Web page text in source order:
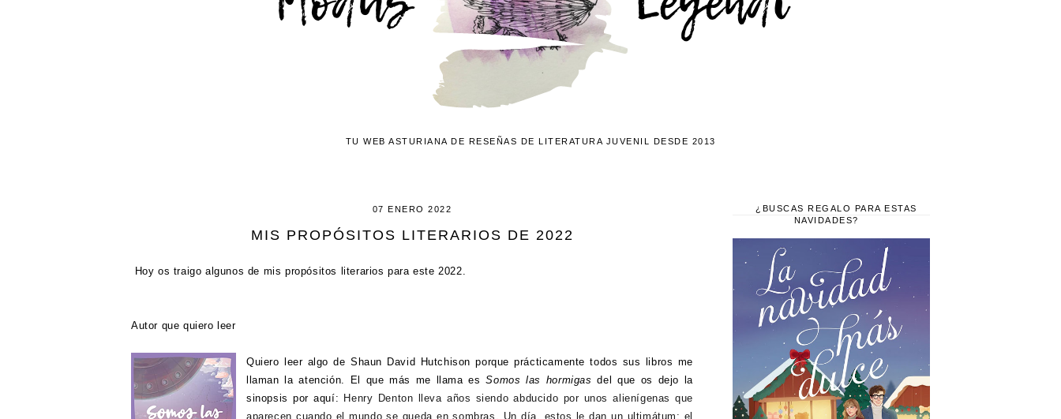
TU WEB ASTURIANA DE RESEÑAS DE LITERATURA JUVENIL DESDE 2013
07 ENERO 2022
MIS PROPÓSITOS LITERARIOS DE 2022
Hoy os traigo algunos de mis propósitos literarios para este 2022.
Autor que quiero leer
Quiero leer algo de Shaun David Hutchison porque prácticamente todos sus libros me
llaman la atención. El que más me llama esSomos las hormigasdel que os dejo la
sinopsis por aquí: Henry Denton lleva años siendo abducido por unos alienígenas que
aparecen cuando el mundo se queda en sombras. Un día, estos le dan un ultimátum: el
¿BUSCAS REGALO PARA ESTAS
NAVIDADES?